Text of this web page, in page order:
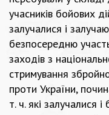
учасників бойових
залучалися і
безпосередню
заходів з
стримування
проти України,
т. ч. які залучалися